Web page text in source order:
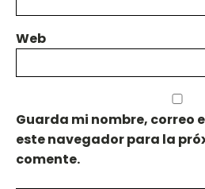
Web
Guarda mi nombre, correo
este navegador para la
comente.